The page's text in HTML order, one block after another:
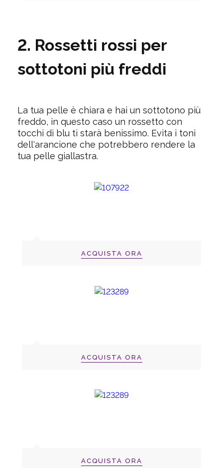
2. Rossetti rossi per
sottotoni più freddi
La tua pelle è chiara e hai un sottotono più
freddo, in questo caso un rossetto con
tocchi di blu ti starà benissimo. Evita i toni
dell'arancione che potrebbero rendere la
tua pelle giallastra.
ACQUISTA ORA
ACQUISTA ORA
ACQUISTA ORA